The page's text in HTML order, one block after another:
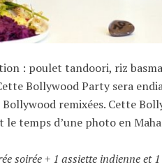
: poulet tandoori, riz
Bollywood Party sera
remixées. Cette
temps d’une photo en
soirée + 1 assiette indienne et